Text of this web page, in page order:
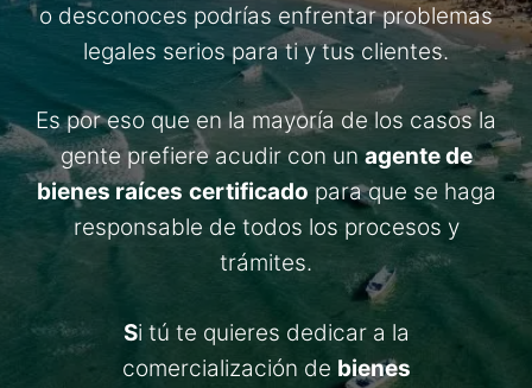
o desconoces podrías enfrentar problemas
legales serios para ti y tus clientes.
Es por eso que en la mayoría de los casos la
gente prefiere acudir con unagente de
bienes raíces certificado para que se haga
responsable de todos los procesos y
trámites.
Si tú te quieres dedicar a la
comercialización de bienes